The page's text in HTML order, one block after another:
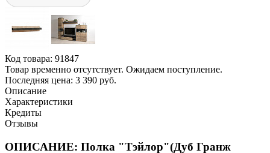
Код товара: 91847
Товар временно отсутствует. Ожидаем поступление.
Последняя цена: 3 390 руб.
Описание
Характеристики
Кредиты
Отзывы
ОПИСАНИЕ: Полка "Тэйлор"(Дуб Гранж